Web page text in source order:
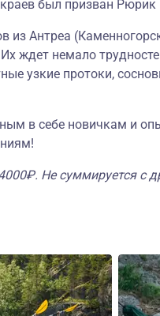
был призван Рюрик
из Антреа
ждет немало
узкие протоки,
в себе новичкам и
Не суммируется с